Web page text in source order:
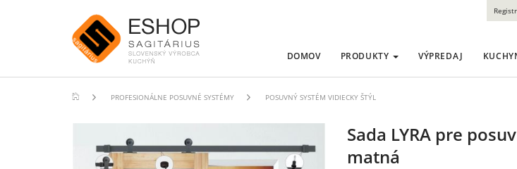
PROFESIONÁLNE POSUVNÉ SYSTÉMY POSUVNÝ SYSTÉM VIDIECKY ŠTÝL
Sada LYRA pre
matná
DOMOV PRODUKTY VÝPREDAJ